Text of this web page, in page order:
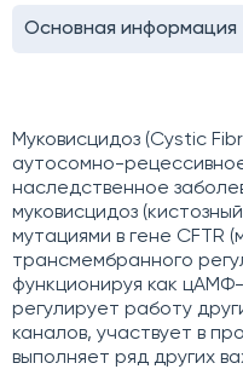
Основная информация
Муковисцидоз (Cystic
аутосомно-
наследственное
муковисцидоз
мутациями в гене CFTR
трансмембранного
функционируя как
регулирует работу
каналов, участвует в
выполняет ряд других